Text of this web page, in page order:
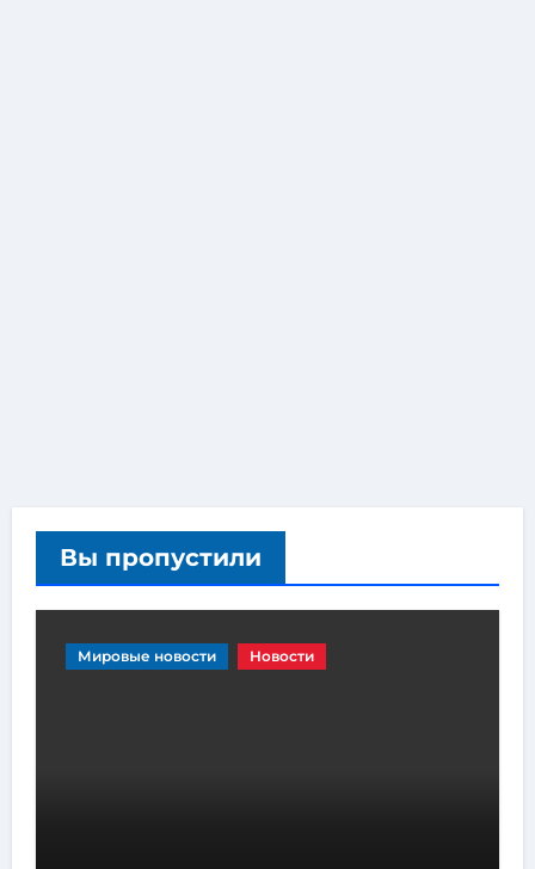
Вы пропустили
Мировые новости Новости